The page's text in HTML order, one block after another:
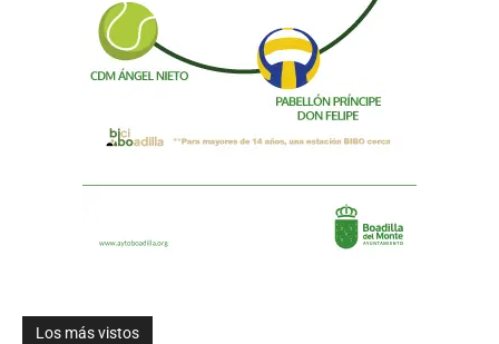
Los más vistos